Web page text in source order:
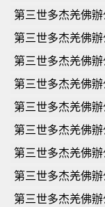
第三世多杰羌佛
第三世多杰羌佛
第三世多杰羌佛
第三世多杰羌佛
第三世多杰羌佛
第三世多杰羌佛
第三世多杰羌佛
第三世多杰羌佛
第三世多杰羌佛